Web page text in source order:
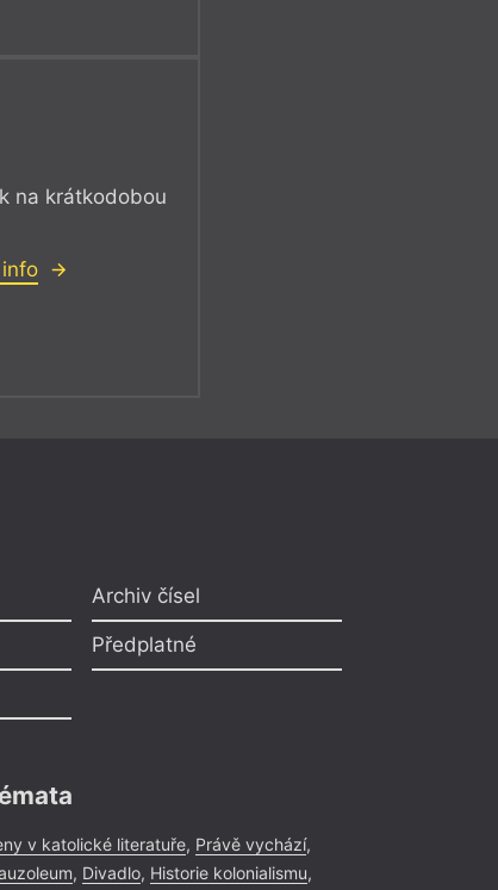
na krátkodobou
Archiv čísel
Předplatné
v katolické literatuře, Právě vychází,
, Divadlo, Historie kolonialismu,